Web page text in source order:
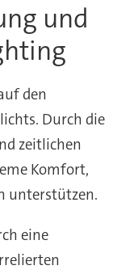
und
den
Durch die
zeitlichen
Komfort,
unterstützen.
eine